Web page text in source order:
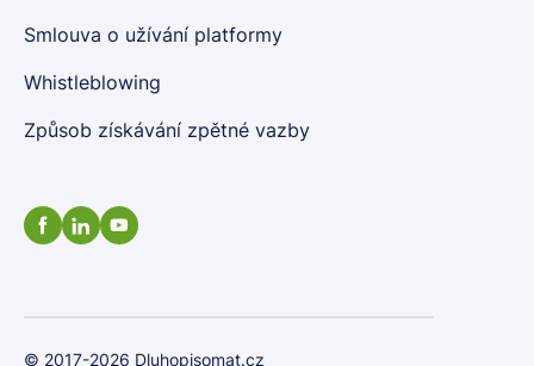
Smlouva o užívání platformy
Whistleblowing
Způsob získávání zpětné vazby
© 2017-2026 Dluhopisomat.cz